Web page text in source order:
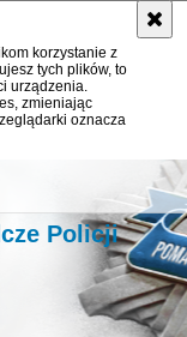
korzystanie z
tych plików, to
urządzenia.
zmieniając
oznacza
Policji